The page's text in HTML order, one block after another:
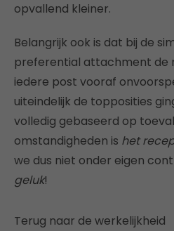
opvallend kleiner.
Belangrijk ook is dat bij de
preferential attachment de
iedere post vooraf
uiteindelijk de topposities
volledig gebaseerd op
omstandigheden is het
we dus niet onder eigen
geluk!
Terug naar de werkelijkheid